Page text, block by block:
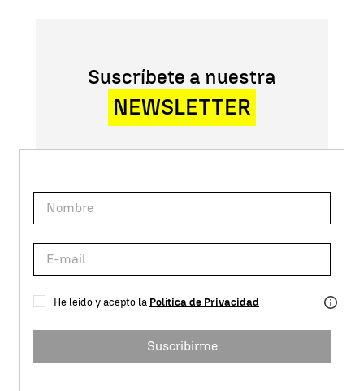
Suscríbete a nuestra
NEWSLETTER
He leído y acepto la Política de Privacidad
Suscribirme